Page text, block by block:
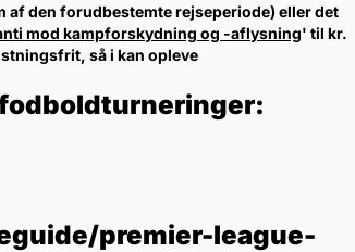
den forudbestemte rejseperiode) eller det
mod kampforskydning og -aflysning' til kr.
så i kan opleve
premier-league-